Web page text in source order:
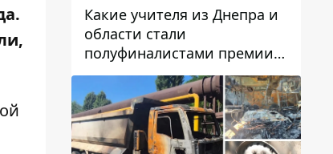
Какие учителя из Днепра и
области стали
полуфиналистами премии
Global Teacher Prize Ukraine
2026